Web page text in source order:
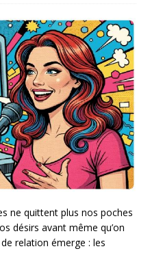
ne quittent plus nos poches
désirs avant même qu’on
relation émerge : les